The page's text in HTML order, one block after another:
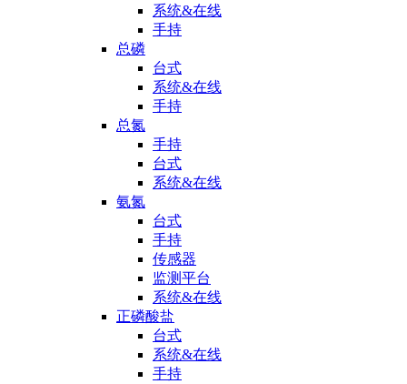
系统&在线
手持
总磷
台式
系统&在线
手持
总氮
手持
台式
系统&在线
氨氮
台式
手持
传感器
监测平台
系统&在线
正磷酸盐
台式
系统&在线
手持